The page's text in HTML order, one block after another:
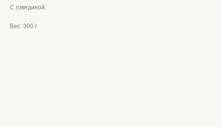
С говядиной
Вес: 300 г